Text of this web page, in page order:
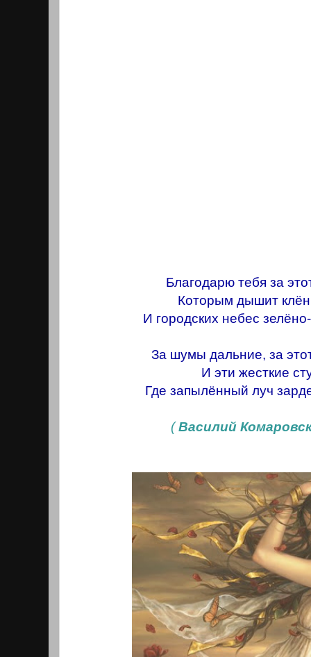
Благодарю тебя за
Которым дышит
И городских небес
За шумы дальние, за
И эти жесткие
Где запылённый луч
(Василий